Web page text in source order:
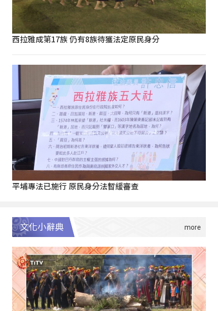
西拉雅成第17族 仍有8族待獲法定原民身分
平埔專法已施行 原民身分法暫緩審查
文化小辭典